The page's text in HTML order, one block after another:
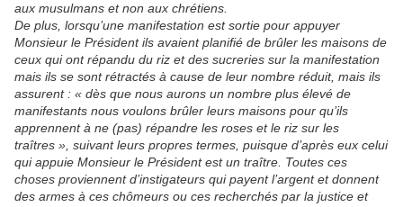
aux musulmans et non aux chrétiens.
De plus, lorsqu’une manifestation est sortie pour appuyer
Monsieur le Président ils avaient planifié de brûler les maisons de
ceux qui ont répandu du riz et des sucreries sur la manifestation
mais ils se sont rétractés à cause de leur nombre réduit, mais ils
assurent : « dès que nous aurons un nombre plus élevé de
manifestants nous voulons brûler leurs maisons pour qu’ils
apprennent à ne (pas) répandre les roses et le riz sur les
traîtres », suivant leurs propres termes, puisque d’après eux celui
qui appuie Monsieur le Président est un traître. Toutes ces
choses proviennent d’instigateurs qui payent l’argent et donnent
des armes à ces chômeurs ou ces recherchés par la justice et